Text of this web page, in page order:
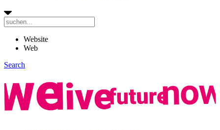
Website
Web
Search